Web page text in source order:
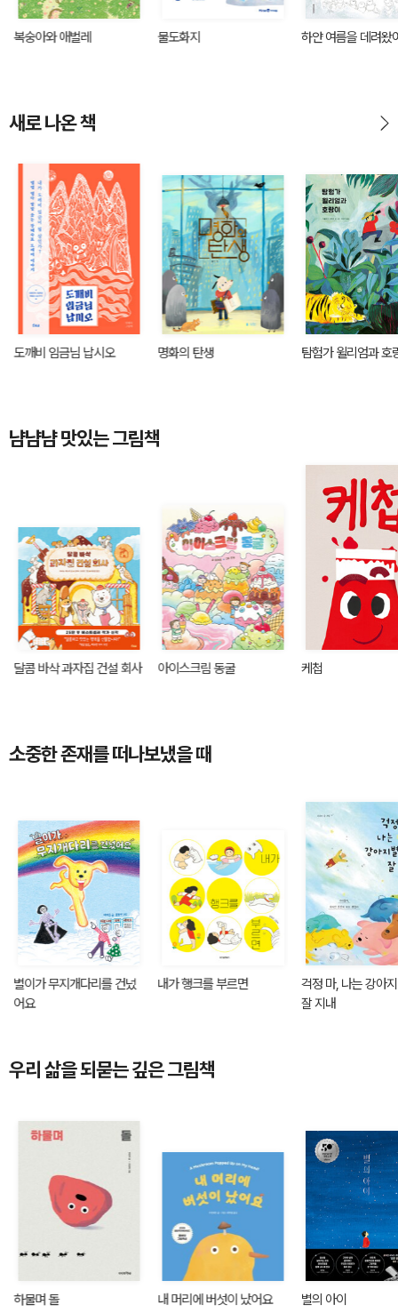
복숭아와 애벌레 물도화지 하얀 여름을 데려왔
새로 나온 책
도깨비 임금님 납시오 명화의 탄생 탐험가 윌리엄과 호
냠냠냠 맛있는 그림책
달콤 바삭 과자집 건설 회사 아이스크림 동굴 케첩
소중한 존재를 떠나보냈을 때
별이가 무지개다리를 건넜
어요
내가 행크를 부르면
걱정 마, 나는 강아
잘 지내
우리 삶을 되묻는 깊은 그림책
하물며 돌 내 머리에 버섯이 났어요 별의 아이